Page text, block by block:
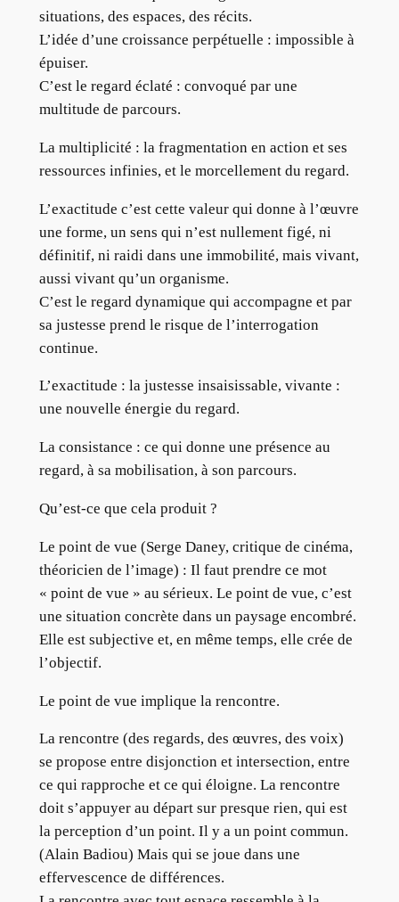
situations, des espaces, des récits.
L’idée d’une croissance perpétuelle : impossible à
épuiser.
C’est le regard éclaté : convoqué par une
multitude de parcours.
La multiplicité : la fragmentation en action et ses
ressources infinies, et le morcellement du regard.
L’exactitude c’est cette valeur qui donne à l’œuvre
une forme, un sens qui n’est nullement figé, ni
définitif, ni raidi dans une immobilité, mais vivant,
aussi vivant qu’un organisme.
C’est le regard dynamique qui accompagne et par
sa justesse prend le risque de l’interrogation
continue.
L’exactitude : la justesse insaisissable, vivante :
une nouvelle énergie du regard.
La consistance : ce qui donne une présence au
regard, à sa mobilisation, à son parcours.
Qu’est-ce que cela produit ?
Le point de vue (Serge Daney, critique de cinéma,
théoricien de l’image) : Il faut prendre ce mot
« point de vue » au sérieux. Le point de vue, c’est
une situation concrète dans un paysage encombré.
Elle est subjective et, en même temps, elle crée de
l’objectif.
Le point de vue implique la rencontre.
La rencontre (des regards, des œuvres, des voix)
se propose entre disjonction et intersection, entre
ce qui rapproche et ce qui éloigne. La rencontre
doit s’appuyer au départ sur presque rien, qui est
la perception d’un point. Il y a un point commun.
(Alain Badiou) Mais qui se joue dans une
effervescence de différences.